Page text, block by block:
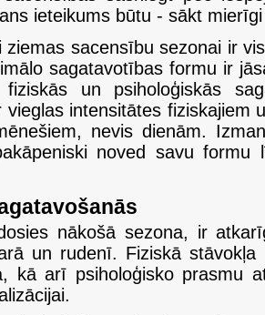
ieteikums būtu - sākt
ziemas sacensību sezonai ir
sagatavotības formu ir
un psiholoģiskās
vieglas intensitātes fiziskajiem
nevis dienām.
noved savu formu
šanās
nākošā sezona, ir
un rudenī. Fiziskā stāvokļa
kā arī psiholoģisko prasmu